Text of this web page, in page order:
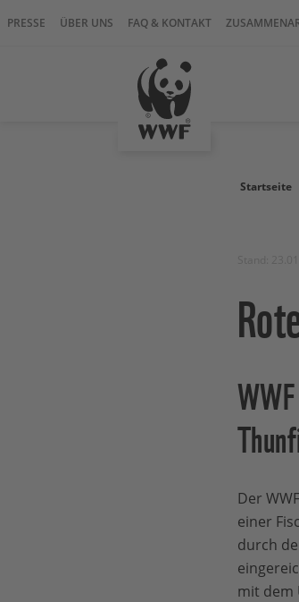
PRESSE ÜBER UNS FAQ & KONTAKT
Startseite
Der
einer
durch
mit dem